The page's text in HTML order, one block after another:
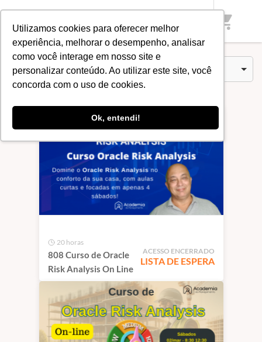
Utilizamos cookies para oferecer melhor
experiência, melhorar o desempenho, analisar
como você interage em nosso site e
personalizar conteúdo. Ao utilizar este site, você
concorda com o uso de cookies.
Ok, entendi!
shopping_cart
Início/Categorias/Risk Analysis
Cursos (3) Ordenar por
20 horas
808 Curso de Oracle
Risk Analysis On Line
ACESSO ENCERRADO
LISTA DE ESPERA